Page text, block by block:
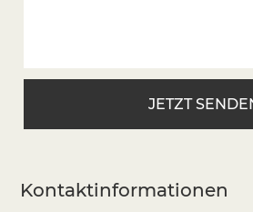
Kontaktinformationen